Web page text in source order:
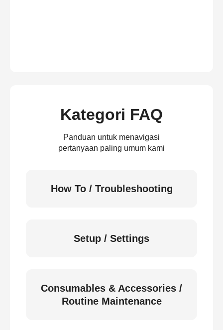
Kategori FAQ
Panduan untuk menavigasi
pertanyaan paling umum kami
How To / Troubleshooting
Setup / Settings
Consumables & Accessories /
Routine Maintenance